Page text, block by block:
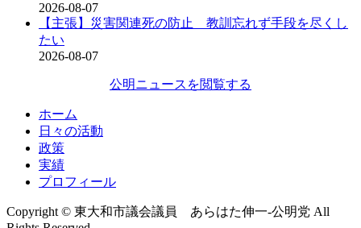
2026-08-07
【主張】災害関連死の防止 教訓忘れず手段を尽くし
たい
2026-08-07
公明ニュースを閲覧する
ホーム
日々の活動
政策
実績
プロフィール
Copyright © 東大和市議会議員 あらはた伸一-公明党 All